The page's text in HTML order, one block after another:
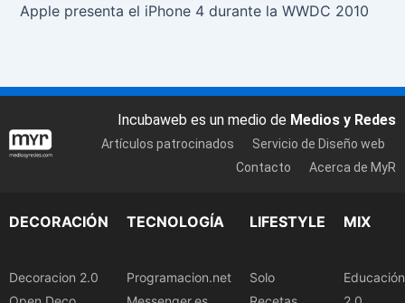
Apple presenta el iPhone 4 durante la WWDC 2010
Incubaweb es un medio de Medios y Redes
Artículos patrocinados
Servicio de Diseño web
Contacto
Acerca de MyR
DECORACIÓN
Decoracion 2.0
TECNOLOGÍA
Programacion.net
LIFESTYLE
Solo
MIX
Educación